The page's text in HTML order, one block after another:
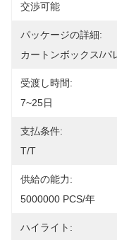
交渉可能
パッケージの詳細:
カートンボックス/パ
受渡し時間:
7~25日
支払条件:
T/T
供給の能力:
5000000 PCS/年
ハイライト: